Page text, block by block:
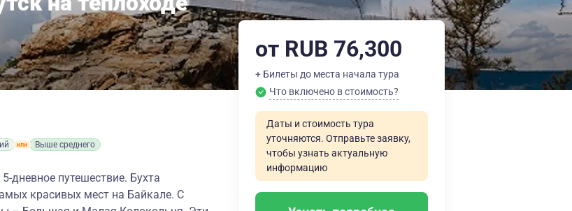
Выше среднего
дневное путешествие. Бухта
красивых мест на Байкале. С
от RUB 76,300
+ Билеты до места начала тура
Что включено в стоимость?
Даты и стоимость тура
уточняются. Отправьте заявку,
чтобы узнать актуальную
информацию